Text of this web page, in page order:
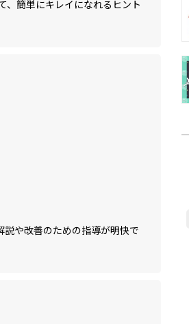
、簡単にキレイになれるヒント
説や改善のための指導が明快で